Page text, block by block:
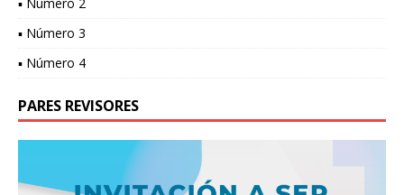
▪ Número 3
▪ Número 4
PARES REVISORES